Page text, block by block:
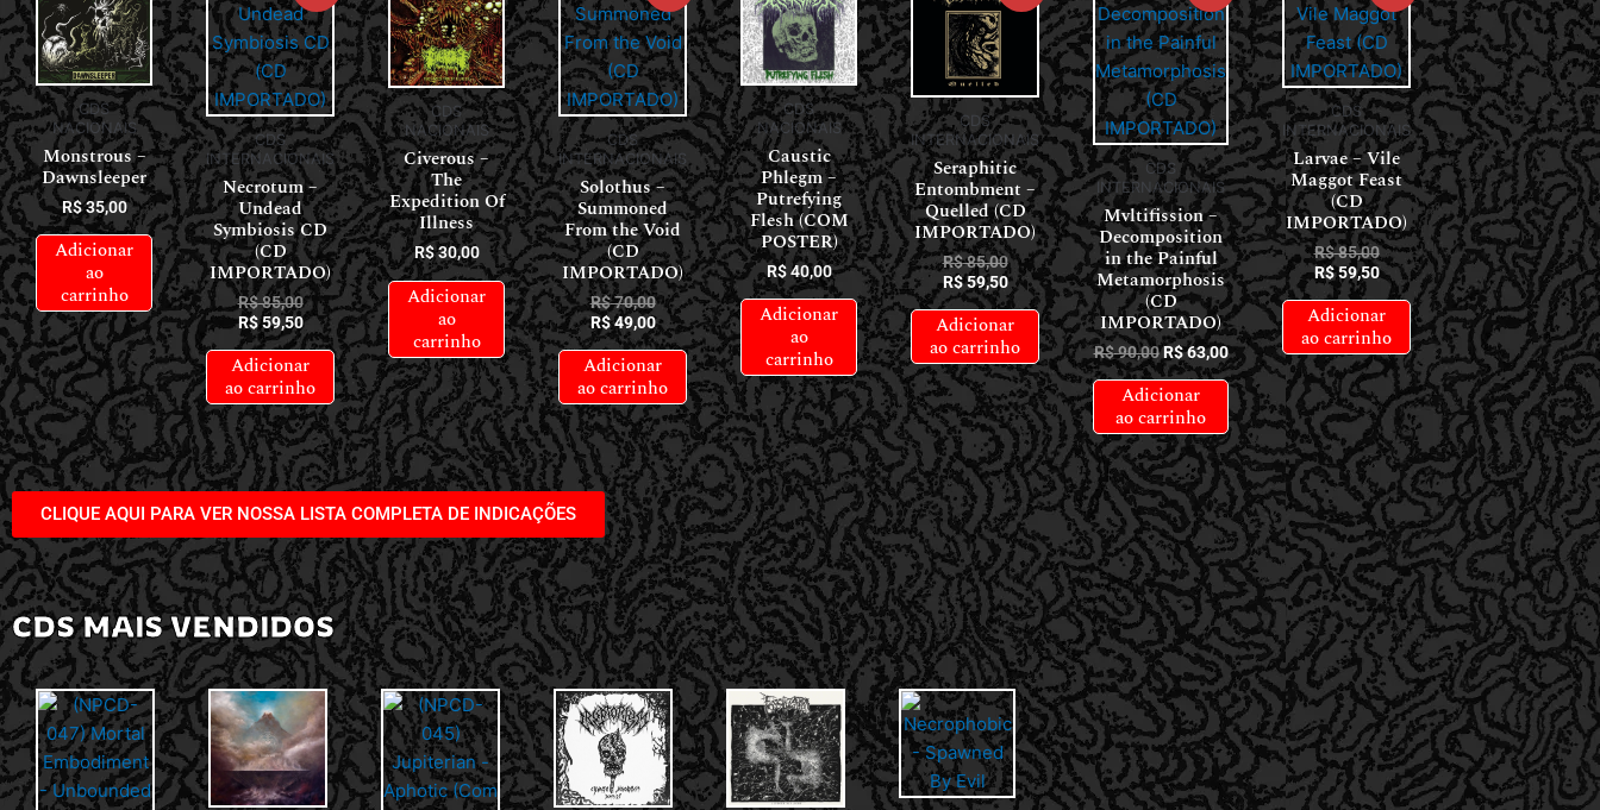
CDS
NACIONAIS
Monstrous –
Dawnsleeper
R$35,00
Adicionar
ao
carrinho
CDS
INTERNACIONAIS
Necrotum –
Undead
Symbiosis CD
(CD
IMPORTADO)
R$85,00
R$59,50
Adicionar
ao carrinho
CDS
NACIONAIS
Civerous –
The
Expedition Of
Illness
R$30,00
Adicionar
ao
carrinho
CDS
INTERNACIONAIS
Solothus –
Summoned
From the Void
(CD
IMPORTADO)
R$70,00
R$49,00
Adicionar
ao carrinho
CDS
NACIONAIS
Caustic
Phlegm –
Putrefying
Flesh (COM
POSTER)
R$40,00
Adicionar
ao
carrinho
CDS
INTERNACIONAIS
Seraphitic
Entombment –
Quelled (CD
IMPORTADO)
R$85,00
R$59,50
Adicionar
ao carrinho
CDS
INTERNACIONAIS
Mvltifission –
Decomposition
in the Painful
Metamorphosis
(CD
IMPORTADO)
R$90,00R$63,00
Adicionar
ao carrinho
CDS
INTERNACIONAIS
Larvae – Vile
Maggot Feast
(CD
IMPORTADO)
R$85,00
R$59,50
Adicionar
ao carrinho
CLIQUE AQUI PARA VER NOSSA LISTA COMPLETA DE INDICAÇÕES
CDS MAIS VENDIDOS